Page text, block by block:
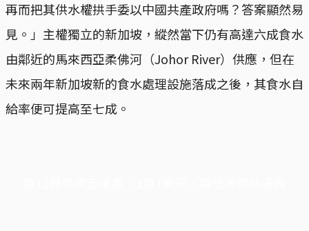
再而把其供水權拱手委以中國共產政府嗎？答案顯然易
見。」主權獨立的新加坡，縱然當下仍有高達六成食水
由鄰近的馬來西亞柔佛河（Johor River）供應，但在
未來兩年新加坡新的食水處理設施落成之後，其食水自
給率便可提高至七成。